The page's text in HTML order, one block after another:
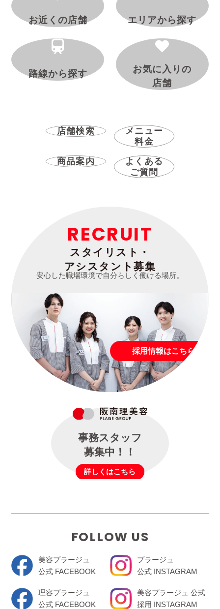
お近くの店舗 エリアから探す
路線から探す
お気に入りの
店舗
店舗検索
メニュー
料金
商品案内
よくある
ご質問
RECRUIT
スタイリスト・
アシスタント募集
安心した職場環境で自分らしく働ける場所。
採用情報はこちら
事務スタッフ
募集中！！
詳しくはこちら
FOLLOW US
美容プラージュ
公式 FACEBOOK
理容プラージュ
公式 FACEBOOK
プラージュ
公式 INSTAGRAM
美容プラージュ 公式
採用 INSTAGRAM